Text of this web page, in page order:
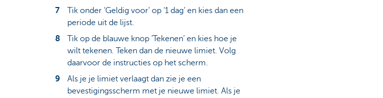
Tik onder ‘Geldig voor’ op ‘1 dag’ en kies dan een
periode uit de lijst.
Tik op de blauwe knop ‘Tekenen’ en kies hoe je
wilt tekenen. Teken dan de nieuwe limiet. Volg
daarvoor de instructies op het scherm.
Als je je limiet verlaagt dan zie je een
bevestigingsscherm met je nieuwe limiet. Als je